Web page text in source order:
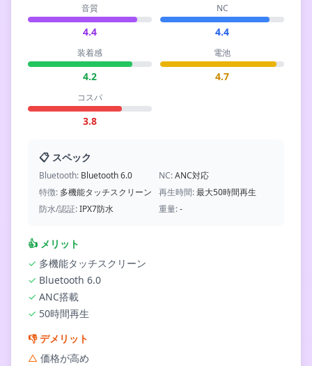
音質
4.4
NC
4.4
装着感
4.2
電池
4.7
コスパ
3.8
📋 スペック
Bluetooth: Bluetooth 6.0 NC:ANC対応
特徴: 多機能タッチスクリーン 再生時間:最大50時間再生
防水/認証:IPX7防水 重量:-
👍 メリット
✓ 多機能タッチスクリーン
✓ Bluetooth 6.0
✓ ANC搭載
✓ 50時間再生
👎 デメリット
△ 価格が高め